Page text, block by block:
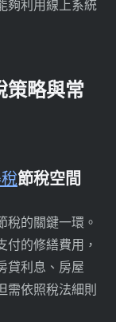
夠利用線上系統
策略與常
節稅空間
稅的關鍵一環。
的修繕費用，
貸利息、房屋
需依照稅法細則